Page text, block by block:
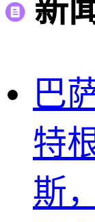
新
巴
特
斯